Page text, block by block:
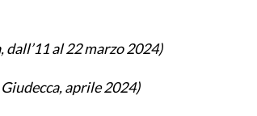
dall’11 al 22 marzo 2024)
aprile 2024)